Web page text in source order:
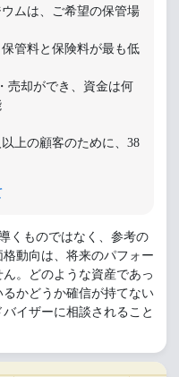
ムは、ご希望の保管場
管料と保険料が最も低
売却ができ、資金は何
上の顧客のために、38
くものではなく、参考の
動向は、将来のパフォー
。どのような資産であっ
かどうか確信が持てない
イザーに相談されること